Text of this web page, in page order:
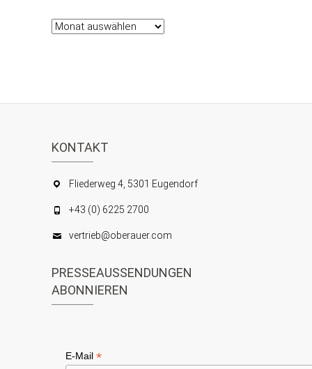
Archiv
KONTAKT
Fliederweg 4, 5301 Eugendorf
+43 (0) 6225 2700
vertrieb@oberauer.com
PRESSEAUSSENDUNGEN
ABONNIEREN
E-Mail *